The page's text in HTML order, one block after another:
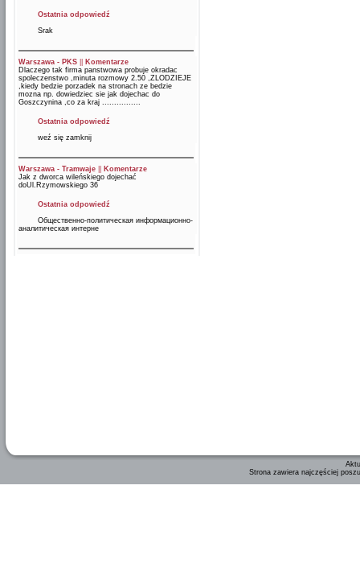
Ostatnia odpowiedź
Srak
Warszawa - PKS
Komentarze
Dlaczego tak firma panstwowa probuje okradac
spoleczenstwo ,minuta rozmowy 2.50 ,ZLODZIEJE
,kiedy bedzie porzadek na stronach ze bedzie
mozna np. dowiedziec sie jak dojechac do
Goszczynina ,co za kraj ................
Ostatnia odpowiedź
weź się zamknij
Warszawa - Tramwaje
Komentarze
Jak z dworca wileńskiego dojechać
doUl.Rzymowskiego 36
Ostatnia odpowiedź
Общественно-политическая информационно-
аналитическая интерне
Strona zawiera najczęściej